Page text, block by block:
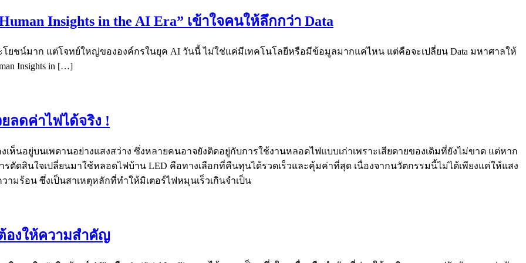
Insights in the AI Era” เข้าใจคนให้ลึกกว่า Data
ยชน์มาก แต่โจทย์ใหญ่ขององค์กรในยุค AI วันนี้ ไม่ใช่แค่มีเทคโนโลยีหรือมีข้อมูลมากแค่ไหน แต่คือจะเปลี่ยน Data มหาศาลให้
Insights in […]
ลดค่าไฟได้จริง !
ห็นอยู่บนเพดานอย่างแสงสว่าง ซึ่งหลายคนอาจยังติดอยู่กับการใช้งานหลอดไฟแบบเก่าเพราะเสียดายของเดิมที่ยังไม่ขาด แต่หาก
ดสินใจเปลี่ยนมาใช้หลอดไฟบ้าน LED คือทางเลือกที่คืนทุนได้รวดเร็วและคุ้มค่าที่สุด เนื่องจากนวัตกรรมนี้ไม่ได้เพียงแค่ให้แสง
มร้อน ซึ่งเป็นสาเหตุหลักที่ทำให้มิเตอร์ไฟหมุนเร็วเกินจำเป็น
องให้ความสำคัญ